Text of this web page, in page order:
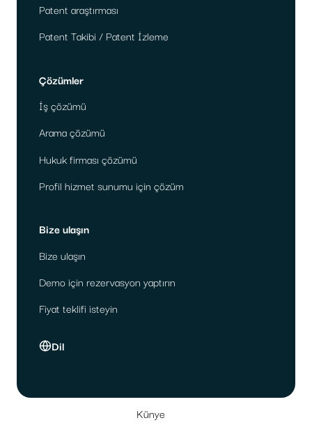
Patent araştırması
Patent Takibi / Patent İzleme
Çözümler
İş çözümü
Arama çözümü
Hukuk firması çözümü
Profil hizmet sunumu için çözüm
Bize ulaşın
Bize ulaşın
Demo için rezervasyon yaptırın
Fiyat teklifi isteyin
Dil
Künye